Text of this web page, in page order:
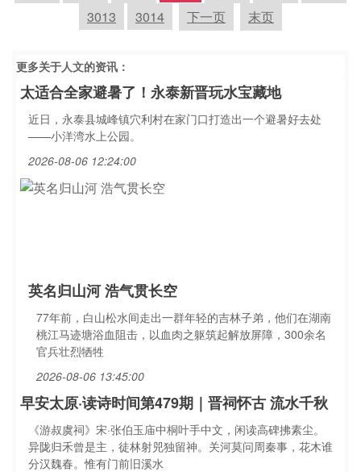
3013
3014 下一页 末页
更多关于人文的资讯：
太适合全家避暑了！永泰新晋玩水宝藏地
近日，永泰县城峰镇穴利村在家门口打造出一个避暑好去处
——小洋湾水上公园。
2026-08-06 12:24:00
英名归山河 浩气贯长空
77年前，白山松水间走出一群年轻的吉林子弟，他们在湖南
桃江马迹塘浴血阻击，以血肉之躯筑起解放屏障，300余名
官兵壮烈牺牲
2026-08-06 13:45:00
早安太原·读诗时间第479期｜晋祠怀古 流水千秋
《游叔虞祠》宋·张伯玉庙中桐叶手中文，闲读高碑拂素尘。
异陇归禾曾是主，徒林射兕独留神。关河莫问周秦事，花木谁
分汉魏春。惟有门前旧溪水